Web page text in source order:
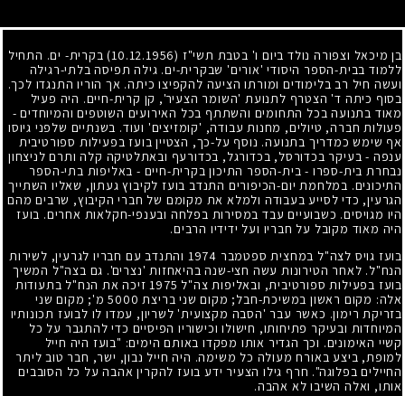
בן מיכאל וצפורה נולד ביום ו' בטבת תשי"ז (10.12.1956)
בקרית- ים. התחיל
ללמוד בבית-הספר היסודי 'אורים' שבקרית-ים. גילה תפיסה בלתי-רגילה
ועשה חיל רב בלימודים ומורתו הציעה להקפיצו כיתה. אך הוריו התנגדו לכך.
בסוף כיתה ד' הצטרף לתנועת 'השומר הצעיר', קן קרית-חיים. היה פעיל
מאוד בתנועה בכל התחומים והשתתף בכל האירועים השוטפים והמיוחדים -
פעולות חברה, טיולים, מחנות עבודה, 'קומזיצים' ועוד. בשנתיים שלפני גיוסו
אף שימש כמדריך בתנועה. נוסף על-כך, הצטיין בועז בפעילות ספורטיבית
ענפה - בעיקר בכדורסל, בכדורגל, בכדורעף ובאתלטיקה קלה ותרם לניצחון
נבחרת בית-ספרו - בית-הספר התיכון בקרית-חיים - באליפות בתי-הספר
התיכונים. במלחמת יום-הכיפורים התנדב בועז לקיבוץ געתון, שאליו השתייך
הגרעין, כדי לסייע בעבודה ולמלא את מקומם של חברי הקיבוץ, שרבים מהם
היו מגויסים. כשבועיים עבד במסירות בפלחה ובענפי-חקלאות אחרים. בועז
היה מאוד מקובל על חבריו ועל ידידיו הרבים.
בועז גויס לצה"ל במחצית ספטמבר 1974 והתנדב עם חבריו לגרעין, לשירות
הנח"ל. לאחר הטירונות עשה חצי-שנה בהיאחזות 'נצרים'. גם בצה"ל המשיך
בועז בפעילות ספורטיבית, ובאליפות צה"ל 1975זיכה את הנח"ל בתעודות
אלה: מקום ראשון במשיכת-חבל; מקום שני בריצת 5000מ'; מקום שני
בזריקת רימון. כאשר עבר 'הסבה מקצועית' לשריון, עמדו לו לבועז תכונותיו
המיוחדות ובעיקר פתיחותו, חישולו וכישוריו הפיסיים כדי להתגבר על כל
קשיי האימונים. וכך הגדיר אותו מפקדו באותם הימים: "בועז היה חייל
למופת, ביצע באורח מעולה כל משימה. היה חייל נבון, ישר, חבר טוב ליתר
החיילים בפלוגה". חרף גילו הצעיר ידע בועז להקרין אהבה על כל הסובבים
אותו, ואלה השיבו לא אהבה.